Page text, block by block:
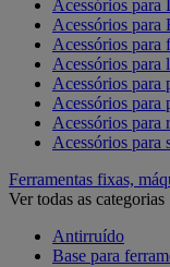
Acessórios para
Acessórios para
Acessórios para
Acessórios para
Acessórios para
Acessórios para
Acessórios para
Acessórios para
Ferramentas fixas,
Ver todas as categorias
Antirruído
Base para